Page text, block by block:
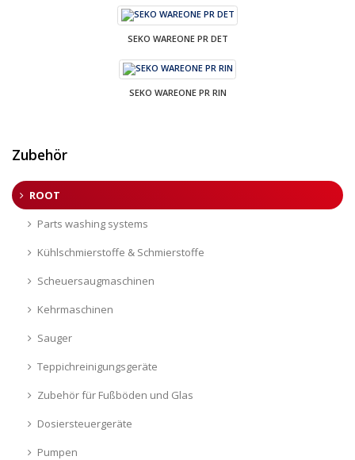
SEKO WAREONE PR DET
SEKO WAREONE PR RIN
Zubehör
ROOT
Parts washing systems
Kühlschmierstoffe & Schmierstoffe
Scheuersaugmaschinen
Kehrmaschinen
Sauger
Teppichreinigungsgeräte
Zubehör für Fußböden und Glas
Dosiersteuergeräte
Pumpen